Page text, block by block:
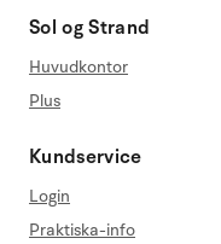
Sol og Strand
Huvudkontor
Plus
Kundservice
Login
Praktiska-info